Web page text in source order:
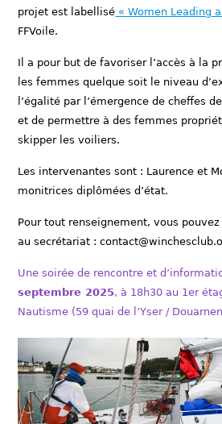
projet est labellisé « Women Leading
FFVoile.
Il a pour but de favoriser l’accès à la
les femmes quelque soit le niveau
l’égalité par l’émergence de cheffes
et de permettre à des femmes
skipper les voiliers.
Les intervenantes sont : Laurence et
monitrices diplômées d’état.
Pour tout renseignement, vous
au secrétariat :
Une soirée de rencontre et
septembre 2025, à 18h30 au 1er
Nautisme (59 quai de l’Yser /